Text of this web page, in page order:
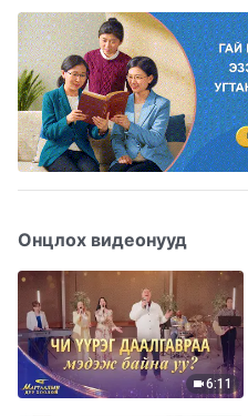
Онцлох видеонууд
6:11